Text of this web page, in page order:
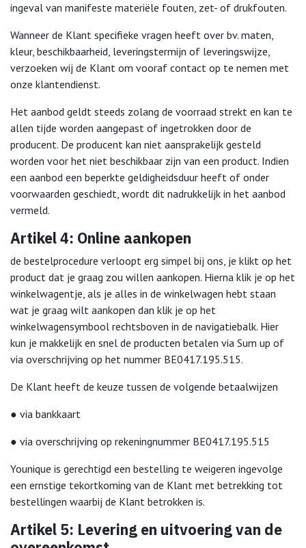
ingeval van manifeste materiële fouten, zet- of drukfouten.
Wanneer de Klant specifieke vragen heeft over bv. maten,
kleur, beschikbaarheid, leveringstermijn of leveringswijze,
verzoeken wij de Klant om vooraf contact op te nemen met
onze klantendienst.
Het aanbod geldt steeds zolang de voorraad strekt en kan te
allen tijde worden aangepast of ingetrokken door de
producent. De producent kan niet aansprakelijk gesteld
worden voor het niet beschikbaar zijn van een product. Indien
een aanbod een beperkte geldigheidsduur heeft of onder
voorwaarden geschiedt, wordt dit nadrukkelijk in het aanbod
vermeld.
Artikel 4: Online aankopen
de bestelprocedure verloopt erg simpel bij ons, je klikt op het
product dat je graag zou willen aankopen. Hierna klik je op het
winkelwagentje, als je alles in de winkelwagen hebt staan
wat je graag wilt aankopen dan klik je op het
winkelwagensymbool rechtsboven in de navigatiebalk. Hier
kun je makkelijk en snel de producten betalen via Sum up of
via overschrijving op het nummer BE0417.195.515.
De Klant heeft de keuze tussen de volgende betaalwijzen
● via bankkaart
● via overschrijving op rekeningnummer BE0417.195.515
Younique is gerechtigd een bestelling te weigeren ingevolge
een ernstige tekortkoming van de Klant met betrekking tot
bestellingen waarbij de Klant betrokken is.
Artikel 5: Levering en uitvoering van de